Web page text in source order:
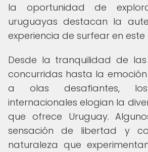
la oportunidad de
uruguayas destacan la
experiencia de surfear en este
Desde la tranquilidad de
concurridas hasta la
a olas desafiantes, los
internacionales elogian la
que ofrece Uruguay.
sensación de libertad y
naturaleza que